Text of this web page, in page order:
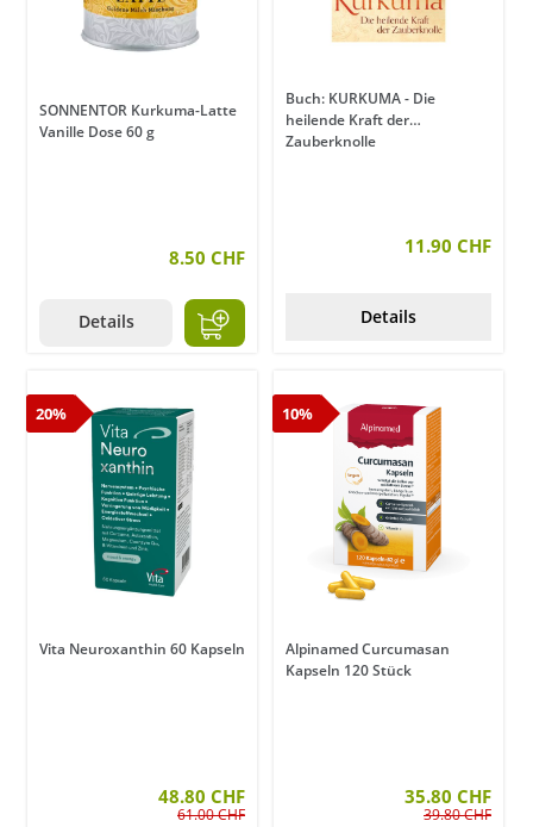
SONNENTOR Kurkuma-Latte
Vanille Dose 60 g
8.50 CHF
Details
Buch: KURKUMA - Die
heilende Kraft der
Zauberknolle
11.90 CHF
Details
20%
Vita Neuroxanthin 60 Kapseln
48.80 CHF
61.00 CHF
10%
Alpinamed Curcumasan
Kapseln 120 Stück
35.80 CHF
39.80 CHF